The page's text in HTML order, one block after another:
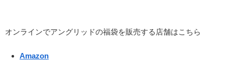
オンラインでアングリッドの福袋を販売する店舗はこちら
Amazon